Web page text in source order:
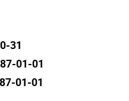
31
01-01
01-01